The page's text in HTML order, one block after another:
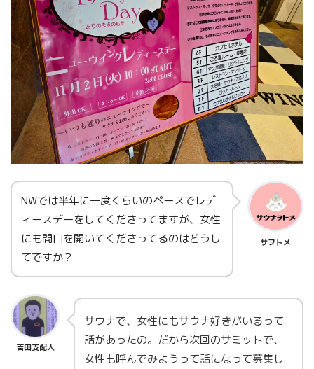
NWでは半年に一度くらいのペースでレデ
ィースデーをしてくださってますが、女性
にも間口を開いてくださってるのはどうし
てですか？
サヲトメ
吉田支配人
サウナで、女性にもサウナ好きがいるって
話があったの。だから次回のサミットで、
女性も呼んでみようって話になって募集し